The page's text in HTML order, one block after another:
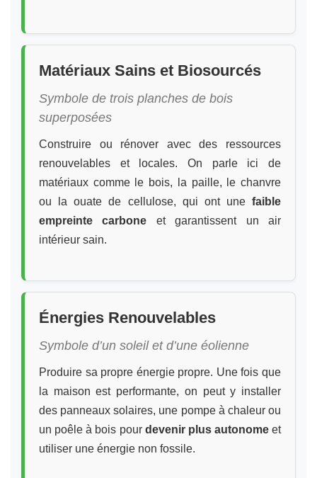
Matériaux Sains et Biosourcés
Symbole de trois planches de bois
superposées
Construire ou rénover avec des ressources
renouvelables et locales. On parle ici de
matériaux comme le bois, la paille, le chanvre
ou la ouate de cellulose, qui ont une faible
empreinte carbone et garantissent un air
intérieur sain.
Énergies Renouvelables
Symbole d’un soleil et d’une éolienne
Produire sa propre énergie propre. Une fois que
la maison est performante, on peut y installer
des panneaux solaires, une pompe à chaleur ou
un poêle à bois pour devenir plus autonomeet
utiliser une énergie non fossile.